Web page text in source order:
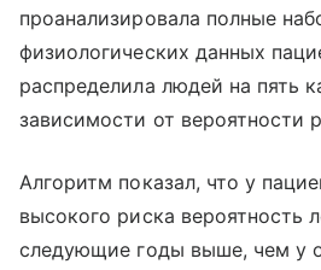
проанализировала полные
физиологических данных
распределила людей на пять
зависимости от вероятности
Алгоритм показал, что у
высокого риска вероятность
следующие годы выше, чем у